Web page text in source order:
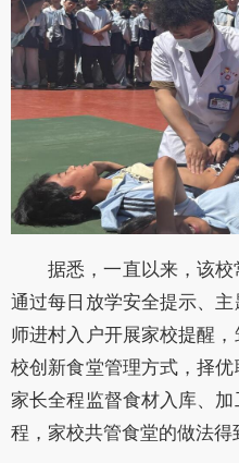
据悉，一直以来，该校
通过每日放学安全提示、
师进村入户开展家校提醒
校创新食堂管理方式，择优
家长全程监督食材入库、
程，家校共管食堂的做法得